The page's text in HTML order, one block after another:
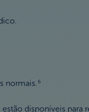
normais. 6
disponíveis para